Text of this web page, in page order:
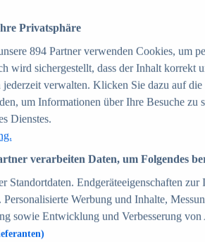
Zum Report
- Entwicklung des Umsatzes in
1999-2025
Amazon in Deutschland und weltweit
Top-50 Online Shops in
2024
von Online-Zahlungsverfahren in
2024
Warengruppen im Online-Handel in
2023-2025
Privatsphäre
894Partner verwenden Cookies, um
wird sichergestellt, dass der Inhalt korrekt
jederzeit verwalten. Klicken Sie dazu auf
um Informationen über Ihre Besuche
Dienstes.
verarbeiten Daten, um Folgendes
Standortdaten. Endgeräteeigenschaften
Personalisierte Werbung und Inhalte,
sowie Entwicklung und Verbesserung von